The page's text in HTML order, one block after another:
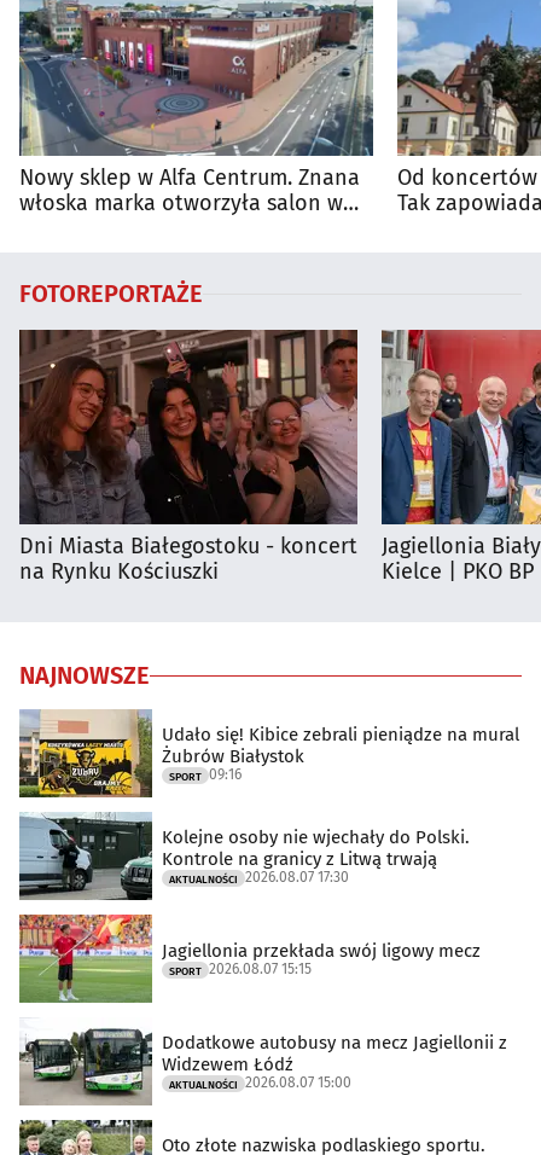
Nowy sklep w Alfa Centrum. Znana
włoska marka otworzyła salon w
Od
Tak
FOTOREPORTAŻE
Dni Miasta Białegostoku - koncert
na Rynku Kościuszki
Jagiellonia
Kielce | PKO
NAJNOWSZE
Udało się! Kibice zebrali pieniądze na mural
Żubrów Białystok
SPORT 09:16
Kolejne osoby nie wjechały do Polski.
Kontrole na granicy z Litwą trwają
AKTUALNOŚCI 2026.08.07 17:30
Jagiellonia przekłada swój ligowy mecz
SPORT 2026.08.07 15:15
Dodatkowe autobusy na mecz Jagiellonii z
Widzewem Łódź
AKTUALNOŚCI 2026.08.07 15:00
Oto złote nazwiska podlaskiego sportu.